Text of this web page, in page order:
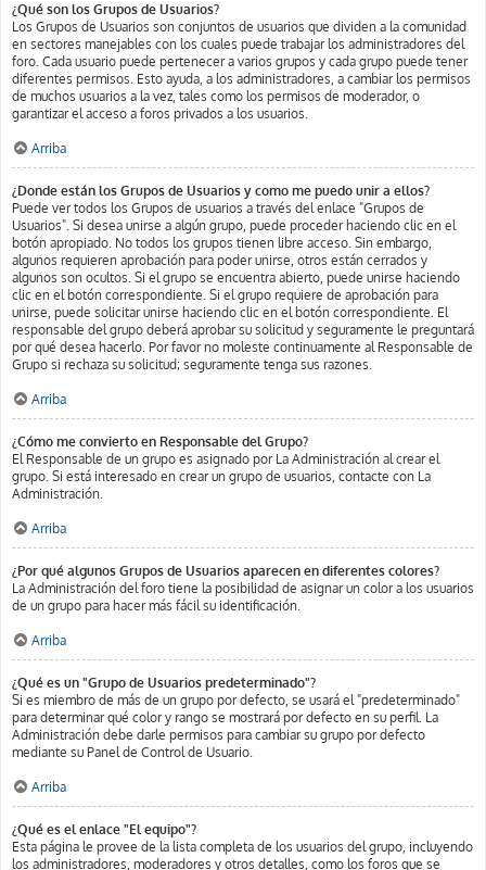
¿Qué son los Grupos de Usuarios?
Los Grupos de Usuarios son conjuntos de usuarios que dividen a la comunidad
en sectores manejables con los cuales puede trabajar los administradores del
foro. Cada usuario puede pertenecer a varios grupos y cada grupo puede tener
diferentes permisos. Esto ayuda, a los administradores, a cambiar los permisos
de muchos usuarios a la vez, tales como los permisos de moderador, o
garantizar el acceso a foros privados a los usuarios.
Arriba
¿Donde están los Grupos de Usuarios y como me puedo unir a ellos?
Puede ver todos los Grupos de usuarios a través del enlace "Grupos de
Usuarios". Si desea unirse a algún grupo, puede proceder haciendo clic en el
botón apropiado. No todos los grupos tienen libre acceso. Sin embargo,
algunos requieren aprobación para poder unirse, otros están cerrados y
algunos son ocultos. Si el grupo se encuentra abierto, puede unirse haciendo
clic en el botón correspondiente. Si el grupo requiere de aprobación para
unirse, puede solicitar unirse haciendo clic en el botón correspondiente. El
responsable del grupo deberá aprobar su solicitud y seguramente le preguntará
por qué desea hacerlo. Por favor no moleste continuamente al Responsable de
Grupo si rechaza su solicitud; seguramente tenga sus razones.
Arriba
¿Cómo me convierto en Responsable del Grupo?
El Responsable de un grupo es asignado por La Administración al crear el
grupo. Si está interesado en crear un grupo de usuarios, contacte con La
Administración.
Arriba
¿Por qué algunos Grupos de Usuarios aparecen en diferentes colores?
La Administración del foro tiene la posibilidad de asignar un color a los usuarios
de un grupo para hacer más fácil su identificación.
Arriba
¿Qué es un "Grupo de Usuarios predeterminado"?
Si es miembro de más de un grupo por defecto, se usará el "predeterminado"
para determinar qué color y rango se mostrará por defecto en su perfil. La
Administración debe darle permisos para cambiar su grupo por defecto
mediante su Panel de Control de Usuario.
Arriba
¿Qué es el enlace "El equipo"?
Esta página le provee de la lista completa de los usuarios del grupo, incluyendo
los administradores, moderadores y otros detalles, como los foros que se